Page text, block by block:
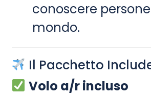
conoscere
mondo.
Il Pacchetto
Volo a/r incluso